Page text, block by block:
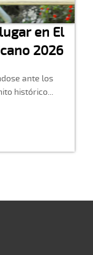
en El
2026
ante los
histórico...